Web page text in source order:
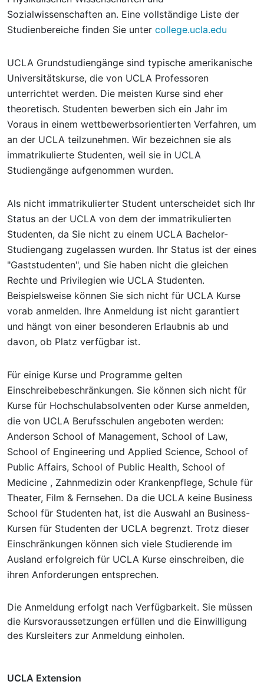
Sozialwissenschaften an. Eine vollständige Liste der
Studienbereiche finden Sie unter college.ucla.edu
UCLA Grundstudiengänge sind typische amerikanische
Universitätskurse, die von UCLA Professoren
unterrichtet werden. Die meisten Kurse sind eher
theoretisch. Studenten bewerben sich ein Jahr im
Voraus in einem wettbewerbsorientierten Verfahren, um
an der UCLA teilzunehmen. Wir bezeichnen sie als
immatrikulierte Studenten, weil sie in UCLA
Studiengänge aufgenommen wurden.
Als nicht immatrikulierter Student unterscheidet sich Ihr
Status an der UCLA von dem der immatrikulierten
Studenten, da Sie nicht zu einem UCLA Bachelor-
Studiengang zugelassen wurden. Ihr Status ist der eines
"Gaststudenten", und Sie haben nicht die gleichen
Rechte und Privilegien wie UCLA Studenten.
Beispielsweise können Sie sich nicht für UCLA Kurse
vorab anmelden. Ihre Anmeldung ist nicht garantiert
und hängt von einer besonderen Erlaubnis ab und
davon, ob Platz verfügbar ist.
Für einige Kurse und Programme gelten
Einschreibebeschränkungen. Sie können sich nicht für
Kurse für Hochschulabsolventen oder Kurse anmelden,
die von UCLA Berufsschulen angeboten werden:
Anderson School of Management, School of Law,
School of Engineering und Applied Science, School of
Public Affairs, School of Public Health, School of
Medicine , Zahnmedizin oder Krankenpflege, Schule für
Theater, Film & Fernsehen. Da die UCLA keine Business
School für Studenten hat, ist die Auswahl an Business-
Kursen für Studenten der UCLA begrenzt. Trotz dieser
Einschränkungen können sich viele Studierende im
Ausland erfolgreich für UCLA Kurse einschreiben, die
ihren Anforderungen entsprechen.
Die Anmeldung erfolgt nach Verfügbarkeit. Sie müssen
die Kursvoraussetzungen erfüllen und die Einwilligung
des Kursleiters zur Anmeldung einholen.
UCLA Extension